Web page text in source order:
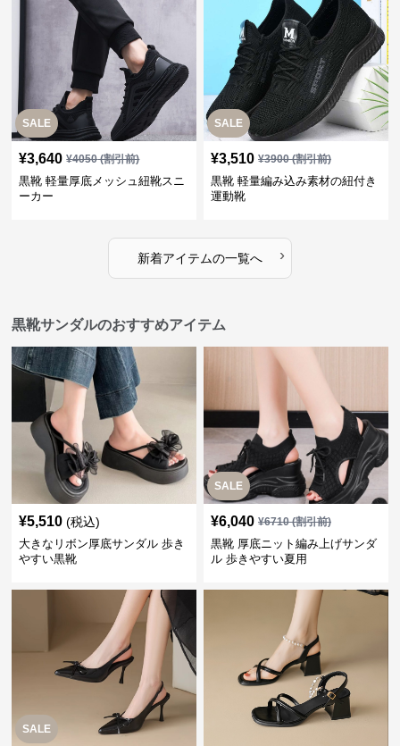
SALE
¥3,640 ¥4050(割引前)
黒靴 軽量厚底メッシュ紐靴スニ
ーカー
SALE
¥3,510 ¥3900(割引前)
黒靴 軽量編み込み素材の紐付き
運動靴
新着アイテムの一覧へ ›
黒靴サンダルのおすすめアイテム
¥5,510 (税込)
大きなリボン厚底サンダル 歩き
やすい黒靴
SALE
¥6,040 ¥6710(割引前)
黒靴 厚底ニット編み上げサンダ
ル 歩きやすい夏用
SALE